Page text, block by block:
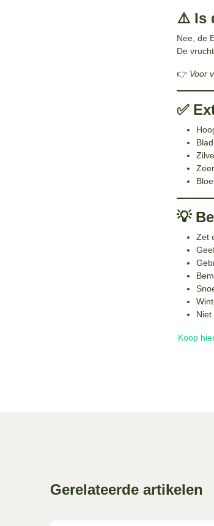
⚠️ Is
Nee, de
De
👉 Voor
✅
💡
Zet
Koop
Gerelateerde artikelen